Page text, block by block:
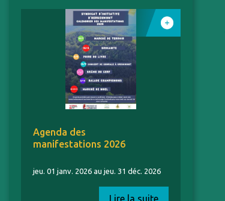
Agenda des
manifestations 2026
jeu. 01 janv. 2026 au jeu. 31 déc. 2026
Lire la suite